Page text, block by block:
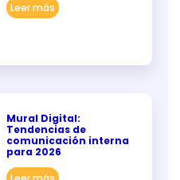
Leer más
Mural Digital:
Tendencias de
comunicación interna
para 2026